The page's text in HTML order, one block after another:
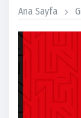
Ana Sayfa